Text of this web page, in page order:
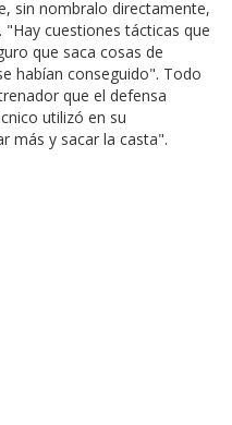
sin nombralo directamente,
cuestiones tácticas que
que saca cosas de
habían conseguido". Todo
que el defensa
utilizó en su
más y sacar la casta".